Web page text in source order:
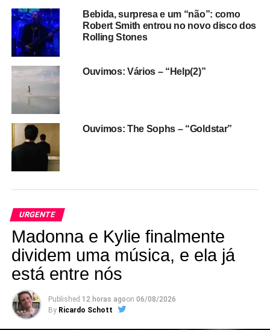
Bebida, surpresa e um “não”: como
Robert Smith entrou no novo disco dos
Rolling Stones
Ouvimos: Vários – “Help(2)”
Ouvimos: The Sophs – “Goldstar”
URGENTE
Madonna e Kylie finalmente
dividem uma música, e ela já
está entre nós
Published 12 horas agoon 06/08/2026
By Ricardo Schott